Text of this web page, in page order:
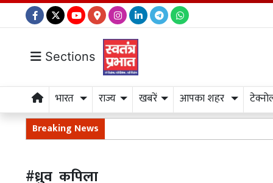
Sections
भारत राज्य खबरें आपका शहर
Breaking News
#ध्रुव_कपिला